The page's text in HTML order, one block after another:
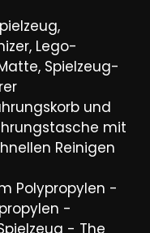
Lego-
Spielzeug-
und
mit
Reinigen
Polypropylen -
-
- The